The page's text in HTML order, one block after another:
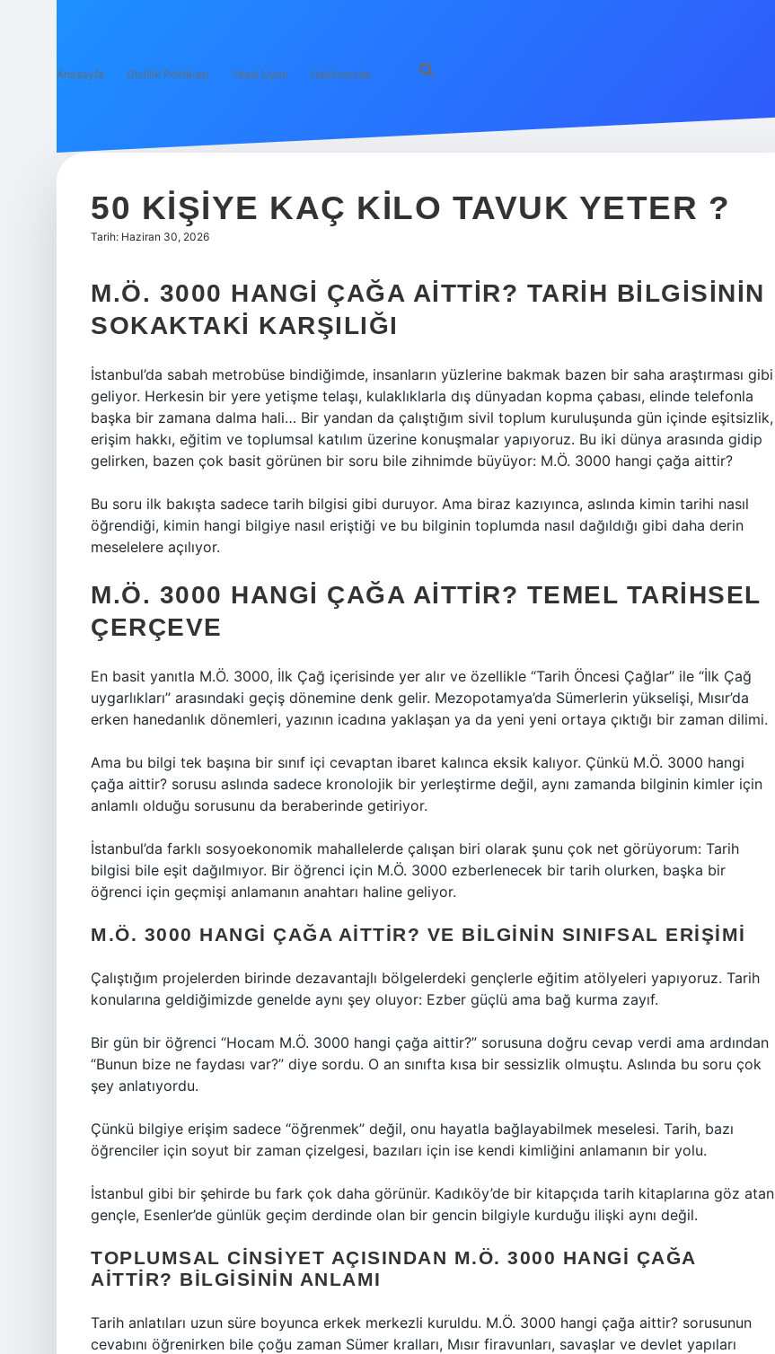
Anasayfa Gizlilik Politikası Yasal Uyarı Hakkımızda
50 KIŞIYE KAÇ KILO TAVUK YETER ?
Tarih: Haziran 30, 2026
M.Ö. 3000 HANGI ÇAĞA AITTIR? TARIH BILGISININ
SOKAKTAKI KARŞILIĞI
İstanbul’da sabah metrobüse bindiğimde, insanların yüzlerine bakmak bazen bir saha araştırması gibi
geliyor. Herkesin bir yere yetişme telaşı, kulaklıklarla dış dünyadan kopma çabası, elinde telefonla
başka bir zamana dalma hali… Bir yandan da çalıştığım sivil toplum kuruluşunda gün içinde eşitsizlik,
erişim hakkı, eğitim ve toplumsal katılım üzerine konuşmalar yapıyoruz. Bu iki dünya arasında gidip
gelirken, bazen çok basit görünen bir soru bile zihnimde büyüyor: M.Ö. 3000 hangi çağa aittir?
Bu soru ilk bakışta sadece tarih bilgisi gibi duruyor. Ama biraz kazıyınca, aslında kimin tarihi nasıl
öğrendiği, kimin hangi bilgiye nasıl eriştiği ve bu bilginin toplumda nasıl dağıldığı gibi daha derin
meselelere açılıyor.
M.Ö. 3000 HANGI ÇAĞA AITTIR? TEMEL TARIHSEL
ÇERÇEVE
En basit yanıtla M.Ö. 3000, İlk Çağ içerisinde yer alır ve özellikle “Tarih Öncesi Çağlar” ile “İlk Çağ
uygarlıkları” arasındaki geçiş dönemine denk gelir. Mezopotamya’da Sümerlerin yükselişi, Mısır’da
erken hanedanlık dönemleri, yazının icadına yaklaşan ya da yeni yeni ortaya çıktığı bir zaman dilimi.
Ama bu bilgi tek başına bir sınıf içi cevaptan ibaret kalınca eksik kalıyor. Çünkü M.Ö. 3000 hangi
çağa aittir? sorusu aslında sadece kronolojik bir yerleştirme değil, aynı zamanda bilginin kimler için
anlamlı olduğu sorusunu da beraberinde getiriyor.
İstanbul’da farklı sosyoekonomik mahallelerde çalışan biri olarak şunu çok net görüyorum: Tarih
bilgisi bile eşit dağılmıyor. Bir öğrenci için M.Ö. 3000 ezberlenecek bir tarih olurken, başka bir
öğrenci için geçmişi anlamanın anahtarı haline geliyor.
M.Ö. 3000 HANGI ÇAĞA AITTIR? VE BILGININ SINIFSAL ERIŞIMI
Çalıştığım projelerden birinde dezavantajlı bölgelerdeki gençlerle eğitim atölyeleri yapıyoruz. Tarih
konularına geldiğimizde genelde aynı şey oluyor: Ezber güçlü ama bağ kurma zayıf.
Bir gün bir öğrenci “Hocam M.Ö. 3000 hangi çağa aittir?” sorusuna doğru cevap verdi ama ardından
“Bunun bize ne faydası var?” diye sordu. O an sınıfta kısa bir sessizlik olmuştu. Aslında bu soru çok
şey anlatıyordu.
Çünkü bilgiye erişim sadece “öğrenmek” değil, onu hayatla bağlayabilmek meselesi. Tarih, bazı
öğrenciler için soyut bir zaman çizelgesi, bazıları için ise kendi kimliğini anlamanın bir yolu.
İstanbul gibi bir şehirde bu fark çok daha görünür. Kadıköy’de bir kitapçıda tarih kitaplarına göz atan
gençle, Esenler’de günlük geçim derdinde olan bir gencin bilgiyle kurduğu ilişki aynı değil.
TOPLUMSAL CINSIYET AÇISINDAN M.Ö. 3000 HANGI ÇAĞA
AITTIR? BILGISININ ANLAMI
Tarih anlatıları uzun süre boyunca erkek merkezli kuruldu. M.Ö. 3000 hangi çağa aittir? sorusunun
cevabını öğrenirken bile çoğu zaman Sümer kralları, Mısır firavunları, savaşlar ve devlet yapıları